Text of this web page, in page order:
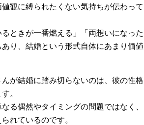
観に縛られたくない気持ちが伝わって
ときが一番燃える」「両想いになった
り、結婚という形式自体にあまり価値
が結婚に踏み切らないのは、彼の性格
。
る偶然やタイミングの問題ではなく、
れているのです。